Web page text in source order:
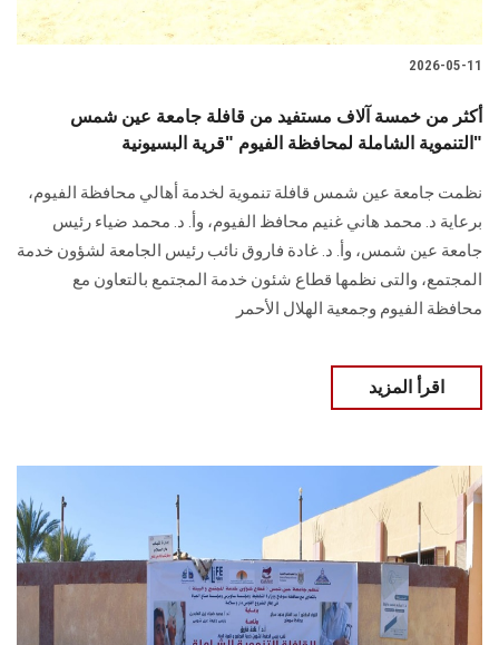
الدراسات العليا
الزائـرون
سجل الان
2026-05-11
أكثر من خمسة آلاف مستفيد من قافلة جامعة عين شمس
التنموية الشاملة لمحافظة الفيوم "قرية البسيونية"
نظمت جامعة عين شمس قافلة تنموية لخدمة أهالي محافظة الفيوم،
برعاية د. محمد هاني غنيم محافظ الفيوم، وأ. د. محمد ضياء رئيس
جامعة عين شمس، وأ. د. غادة فاروق نائب رئيس الجامعة لشؤون خدمة
المجتمع، والتى نظمها قطاع شئون خدمة المجتمع بالتعاون مع
محافظة الفيوم وجمعية الهلال الأحمر
اقرأ المزيد